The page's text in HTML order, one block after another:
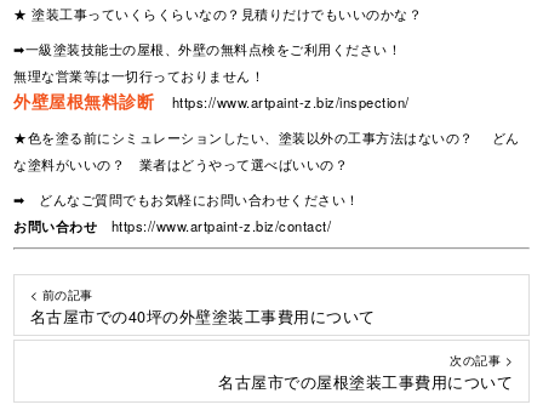
★ 塗装工事っていくらくらいなの？見積りだけでもいいのかな？
➡一級塗装技能士の屋根、外壁の無料点検をご利用ください！
無理な営業等は一切行っておりません！
外壁屋根無料診断
https://www.artpaint-z.biz/inspection/
★色を塗る前にシミュレーションしたい、塗装以外の工事方法はないの？ どん
な塗料がいいの？ 業者はどうやって選べばいいの？
➡ どんなご質問でもお気軽にお問い合わせください！
お問い合わせ
https://www.artpaint-z.biz/contact/
< 前の記事
名古屋市での40坪の外壁塗装工事費用について
次の記事 >
名古屋市での屋根塗装工事費用について